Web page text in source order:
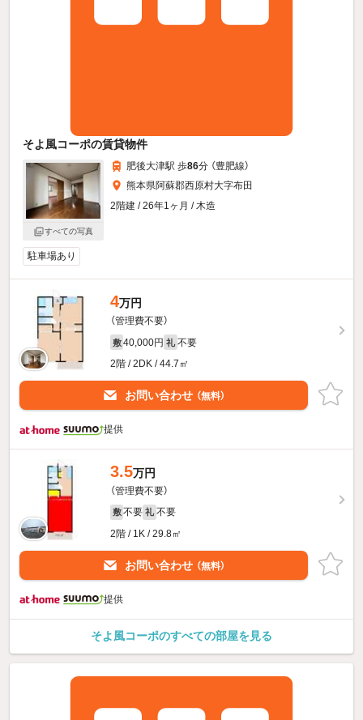
そよ風コーポの賃貸物件
すべての写真
肥後大津駅 歩86分 （豊肥線）
熊本県阿蘇郡西原村大字布田
2階建 / 26年1ヶ月 / 木造
駐車場あり
4万円
（管理費不要）
敷 40,000円 礼 不要
2階 / 2DK / 44.7㎡
お問い合わせ （無料）
提供
3.5万円
（管理費不要）
敷 不要 礼 不要
2階 / 1K / 29.8㎡
お問い合わせ （無料）
提供
そよ風コーポのすべての部屋を見る